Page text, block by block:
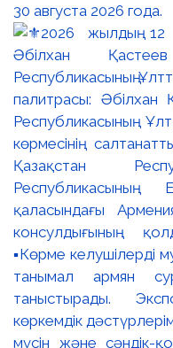
30 августа 2026 года.